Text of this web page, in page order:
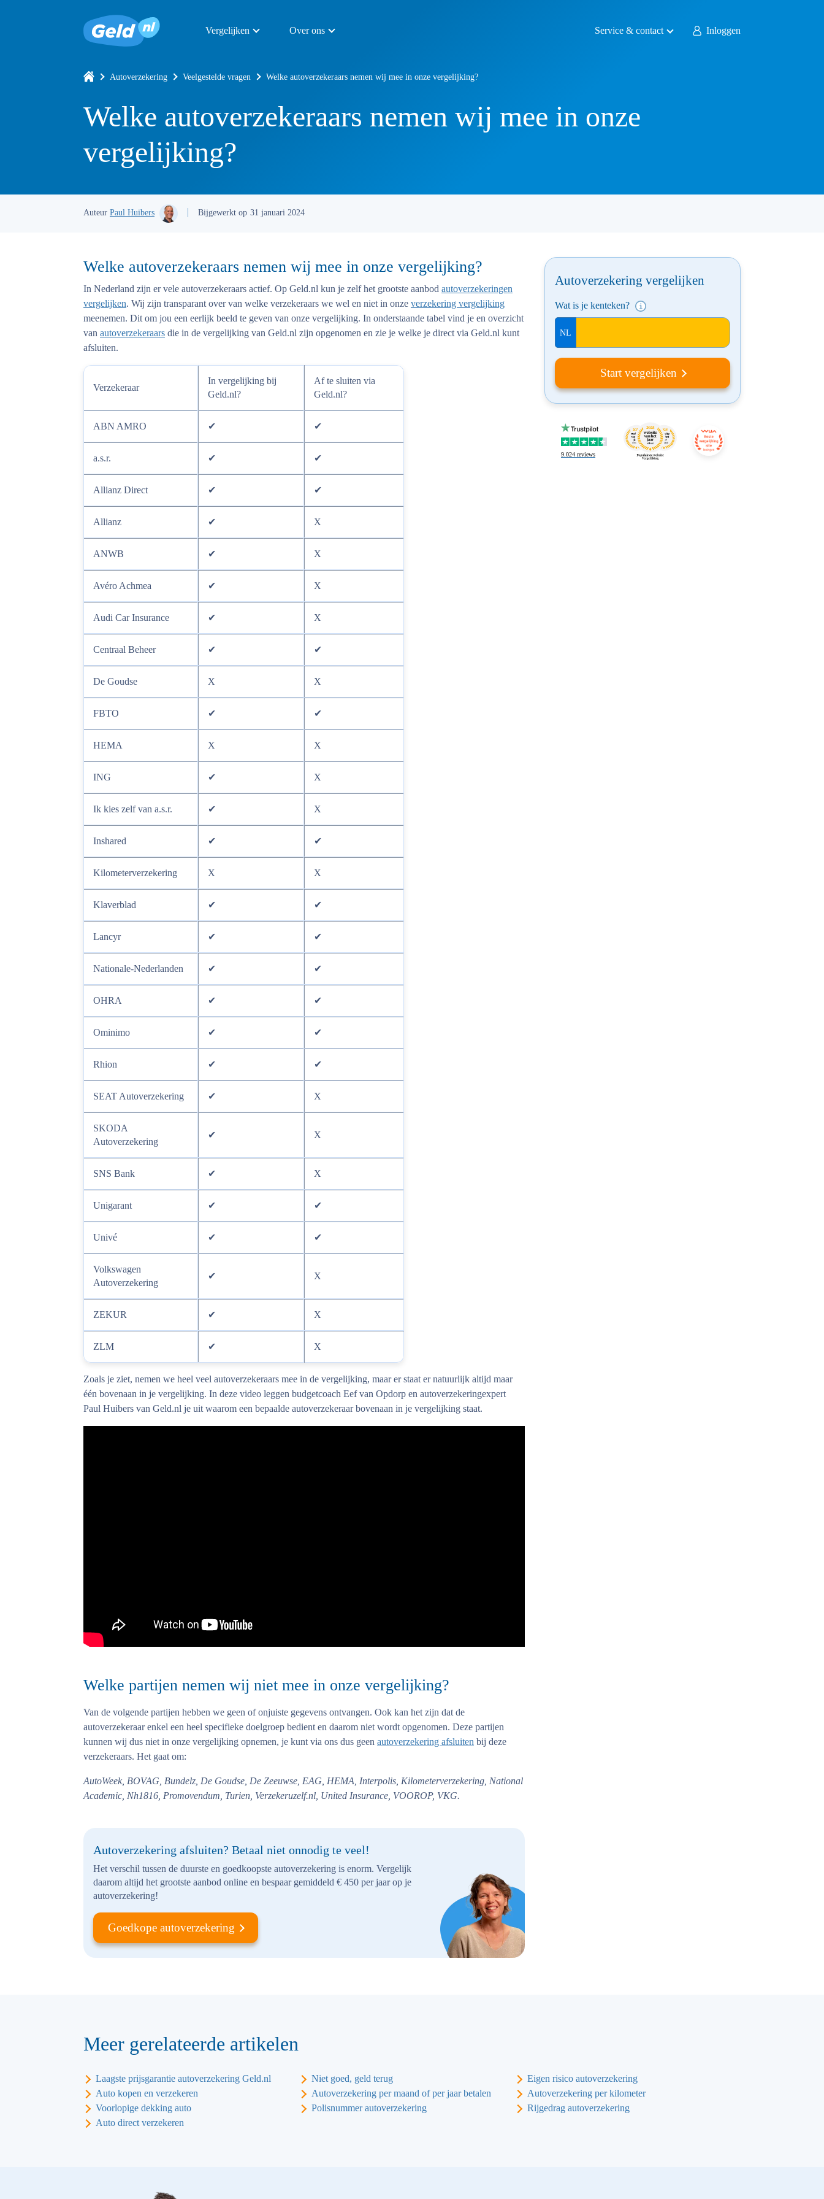
Vergelijken Over ons Service & contact Inloggen
Autoverzekering Veelgestelde vragen Welke autoverzekeraars nemen wij mee in onze vergelijking?
Welke autoverzekeraars nemen wij mee in onze
vergelijking?
Auteur Paul Huibers Bijgewerkt op 31 januari 2024
Welke autoverzekeraars nemen wij mee in onze vergelijking?
In Nederland zijn er vele autoverzekeraars actief. Op Geld.nl kun je zelf het grootste aanbod autoverzekeringen
vergelijken. Wij zijn transparant over van welke verzekeraars we wel en niet in onze verzekering vergelijking
meenemen. Dit om jou een eerlijk beeld te geven van onze vergelijking. In onderstaande tabel vind je en overzicht
van autoverzekeraars die in de vergelijking van Geld.nl zijn opgenomen en zie je welke je direct via Geld.nl kunt
afsluiten.
Verzekeraar
In vergelijking bij
Geld.nl?
Af te sluiten via
Geld.nl?
ABN AMRO ✔ ✔
a.s.r. ✔ ✔
Allianz Direct ✔ ✔
Allianz ✔ X
ANWB ✔ X
Avéro Achmea ✔ X
Audi Car Insurance ✔ X
Centraal Beheer ✔ ✔
De Goudse X X
FBTO ✔ ✔
HEMA X X
ING ✔ X
Ik kies zelf van a.s.r. ✔ X
Inshared ✔ ✔
Kilometerverzekering X X
Klaverblad ✔ ✔
Lancyr ✔ ✔
Nationale-Nederlanden ✔ ✔
OHRA ✔ ✔
Ominimo ✔ ✔
Rhion ✔ ✔
SEAT Autoverzekering ✔ X
SKODA
Autoverzekering
✔ X
SNS Bank ✔ X
Unigarant ✔ ✔
Univé ✔ ✔
Volkswagen
Autoverzekering
✔ X
ZEKUR ✔ X
ZLM ✔ X
Zoals je ziet, nemen we heel veel autoverzekeraars mee in de vergelijking, maar er staat er natuurlijk altijd maar
één bovenaan in je vergelijking. In deze video leggen budgetcoach Eef van Opdorp en autoverzekeringexpert
Paul Huibers van Geld.nl je uit waarom een bepaalde autoverzekeraar bovenaan in je vergelijking staat.
Welke partijen nemen wij niet mee in onze vergelijking?
Van de volgende partijen hebben we geen of onjuiste gegevens ontvangen. Ook kan het zijn dat de
autoverzekeraar enkel een heel specifieke doelgroep bedient en daarom niet wordt opgenomen. Deze partijen
kunnen wij dus niet in onze vergelijking opnemen, je kunt via ons dus geen autoverzekering afsluiten bij deze
verzekeraars. Het gaat om:
AutoWeek, BOVAG, Bundelz, De Goudse, De Zeeuwse, EAG, HEMA, Interpolis, Kilometerverzekering, National
Academic, Nh1816, Promovendum, Turien, Verzekeruzelf.nl, United Insurance, VOOROP, VKG.
Autoverzekering afsluiten? Betaal niet onnodig te veel!
Het verschil tussen de duurste en goedkoopste autoverzekering is enorm. Vergelijk
daarom altijd het grootste aanbod online en bespaar gemiddeld € 450 per jaar op je
autoverzekering!
Goedkope autoverzekering
Autoverzekering vergelijken
Wat is je kenteken?
Start vergelijken
9.024 reviews
Meer gerelateerde artikelen
Laagste prijsgarantie autoverzekering Geld.nl Niet goed, geld terug
Eigen risico autoverzekering
Auto kopen en verzekeren
Autoverzekering per maand of per jaar betalen
Autoverzekering per kilometer
Voorlopige dekking auto
Polisnummer autoverzekering
Rijgedrag autoverzekering
Auto direct verzekeren